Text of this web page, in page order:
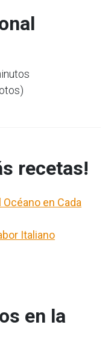
recetas!
en Cada
Italiano
en la